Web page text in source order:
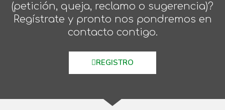
(petición, queja, reclamo o sugerencia)?
Regístrate y pronto nos pondremos en
contacto contigo.
REGISTRO